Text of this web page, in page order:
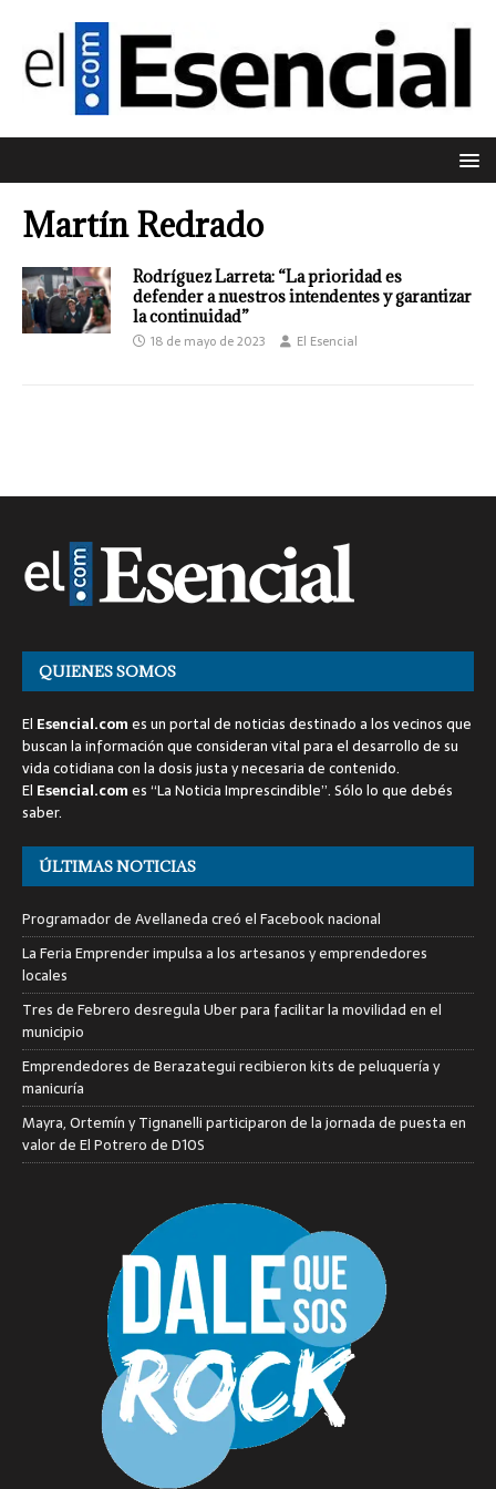
Martín Redrado
Rodríguez Larreta: “La prioridad es
defender a nuestros intendentes y garantizar
la continuidad”
18 de mayo de 2023 El Esencial
QUIENES SOMOS
El Esencial.comes un portal de noticias destinado a los vecinos que
buscan la información que consideran vital para el desarrollo de su
vida cotidiana con la dosis justa y necesaria de contenido.
El Esencial.comes “La Noticia Imprescindible”. Sólo lo que debés
saber.
ÚLTIMAS NOTICIAS
Programador de Avellaneda creó el Facebook nacional
La Feria Emprender impulsa a los artesanos y emprendedores
locales
Tres de Febrero desregula Uber para facilitar la movilidad en el
municipio
Emprendedores de Berazategui recibieron kits de peluquería y
manicuría
Mayra, Ortemín y Tignanelli participaron de la jornada de puesta en
valor de El Potrero de D10S